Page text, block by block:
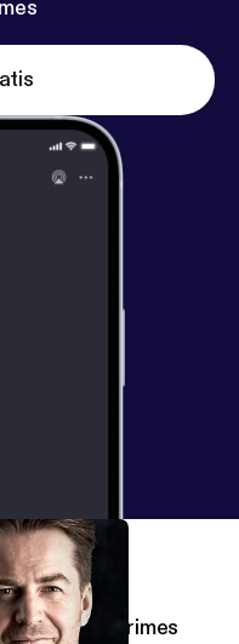
Tinder Crimes